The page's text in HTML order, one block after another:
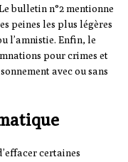
bulletin n°2 mentionne
peines les plus légères
l’amnistie. Enfin, le
pour crimes et
avec ou sans
certaines